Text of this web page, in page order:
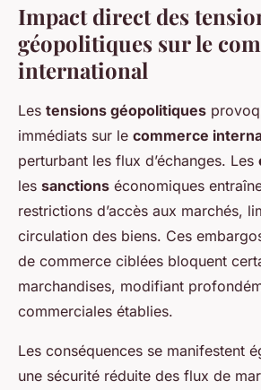
Impact direct des
géopolitiques sur le
international
Les tensions géopolitiques
immédiats sur le commerce
perturbant les flux d’échanges. Les
les sanctions économiques
restrictions d’accès aux marchés,
circulation des biens. Ces
de commerce ciblées bloquent
marchandises, modifiant
commerciales établies.
Les conséquences se manifestent
une sécurité réduite des flux de